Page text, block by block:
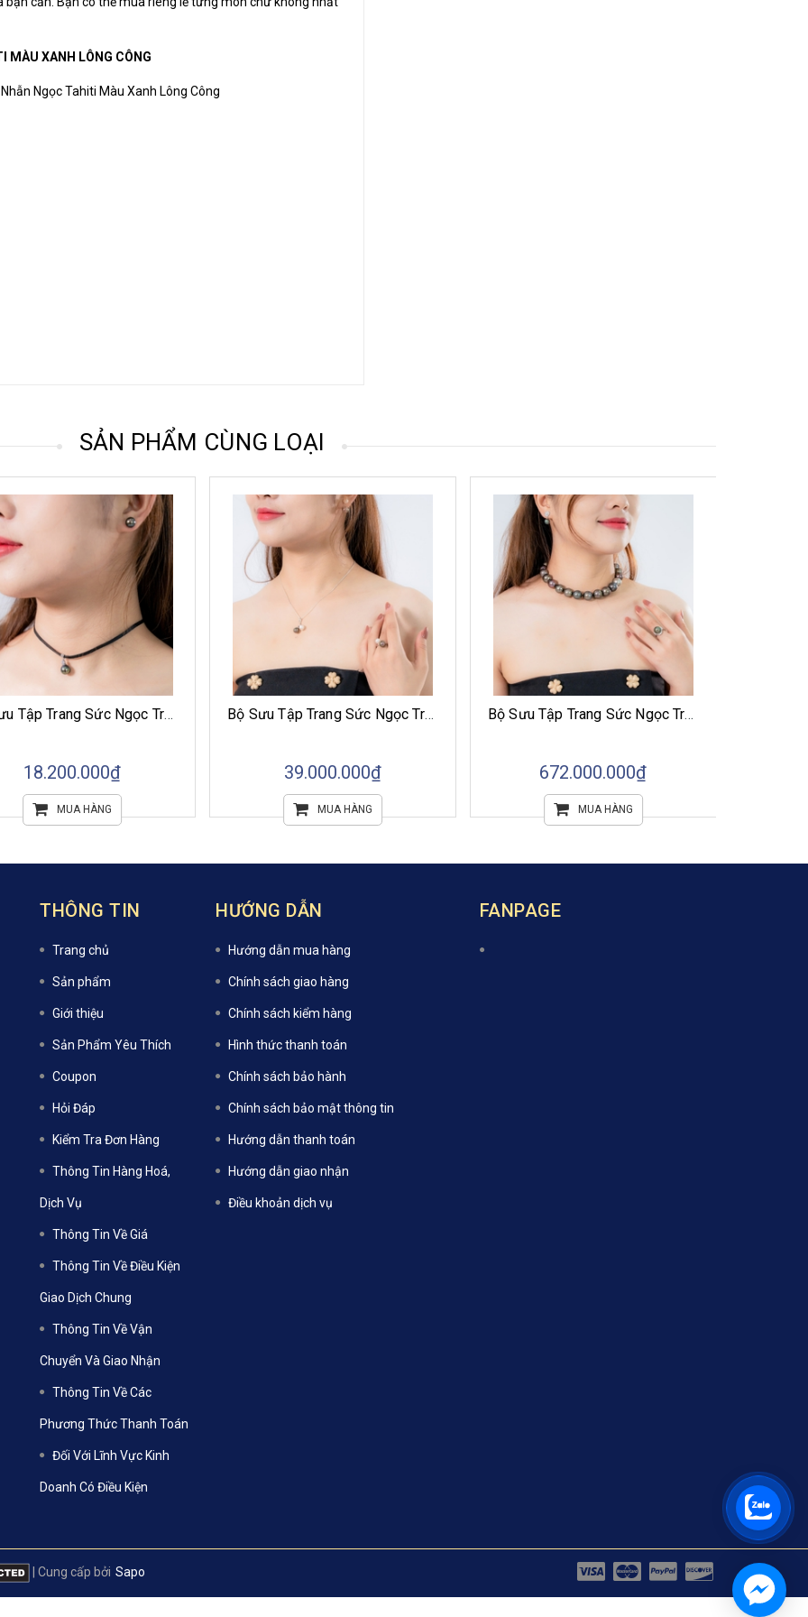
MÀU XANH LÔNG CÔNG
Ngọc Tahiti Màu Xanh Lông Công
SẢN PHẨM CÙNG LOẠI
39.000.000₫
MUA HÀNG
672.000.000₫
MUA HÀNG
156.000.000₫
MUA HÀNG
THÔNG TIN
Trang chủ
Sản phẩm
Giới thiệu
Sản Phẩm Yêu Thích
Coupon
Hỏi Đáp
Kiểm Tra Đơn Hàng
Thông Tin Hàng Hoá,
Dịch Vụ
Thông Tin Về Giá
Thông Tin Về Điều Kiện
Giao Dịch Chung
Thông Tin Về Vận
Chuyển Và Giao Nhận
Thông Tin Về Các
Phương Thức Thanh Toán
Đối Với Lĩnh Vực Kinh
Doanh Có Điều Kiện
HƯỚNG DẪN
Hướng dẫn mua hàng
Chính sách giao hàng
Chính sách kiểm hàng
Hình thức thanh toán
Chính sách bảo hành
Chính sách bảo mật thông tin
Hướng dẫn thanh toán
Hướng dẫn giao nhận
Điều khoản dịch vụ
FANPAGE
| Cung cấp bởi Sapo